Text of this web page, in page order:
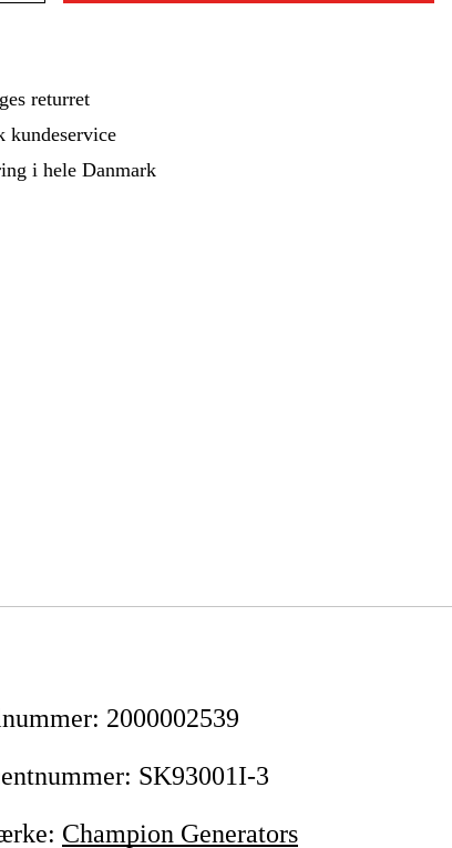
returret
kundeservice
i hele Danmark
: 2000002539
: SK93001I-3
: Champion Generators